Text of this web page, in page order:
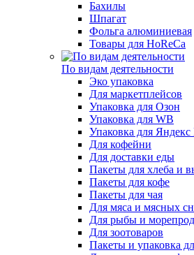
Бахилы
Шпагат
Фольга алюминиевая
Товары для HoReCa
По видам деятельности
Эко упаковка
Для маркетплейсов
Упаковка для Озон
Упаковка для WB
Упаковка для
Для кофейни
Для доставки еды
Пакеты для хлеба и
Пакеты для кофе
Пакеты для чая
Для мяса и мясных
Для рыбы и
Для зоотоваров
Пакеты и упаковка